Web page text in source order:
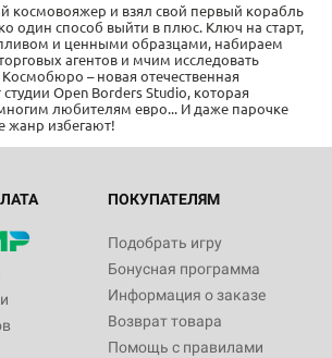
космовояжер и взял свой первый корабль
один способ выйти в плюс. Ключ на старт,
и ценными образцами, набираем
агентов и мчим исследовать
– новая отечественная
студии Open Borders Studio, которая
любителям евро... И даже парочке
жанр избегают!
ПОКУПАТЕЛЯМ
Подобрать игру
Бонусная программа
Информация о заказе
Возврат товара
Помощь с правилами